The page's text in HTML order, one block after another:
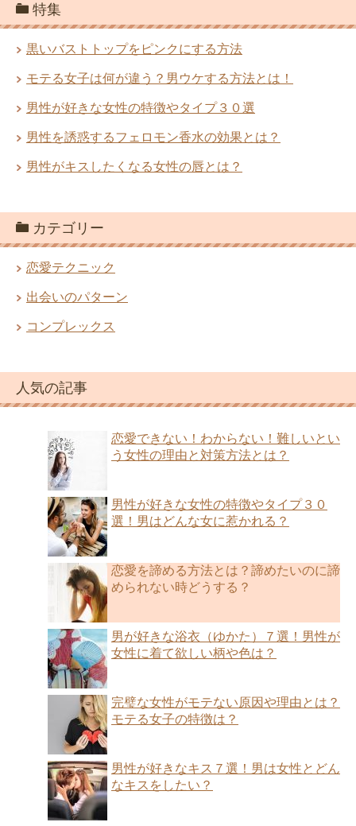
特集
黒いバストトップをピンクにする方法
モテる女子は何が違う？男ウケする方法とは！
男性が好きな女性の特徴やタイプ３０選
男性を誘惑するフェロモン香水の効果とは？
男性がキスしたくなる女性の唇とは？
カテゴリー
恋愛テクニック
出会いのパターン
コンプレックス
人気の記事
恋愛できない！わからない！難しいとい
う女性の理由と対策方法とは？
男性が好きな女性の特徴やタイプ３０
選！男はどんな女に惹かれる？
恋愛を諦める方法とは？諦めたいのに諦
められない時どうする？
男が好きな浴衣（ゆかた）７選！男性が
女性に着て欲しい柄や色は？
完璧な女性がモテない原因や理由とは？
モテる女子の特徴は？
男性が好きなキス７選！男は女性とどん
なキスをしたい？